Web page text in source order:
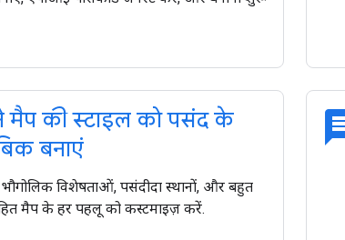
मैप की स्टाइल को पसंद के
बनाएं
विशेषताओं, पसंदीदा स्थानों, और बहुत
मैप के हर पहलू को कस्टमाइज़ करें.